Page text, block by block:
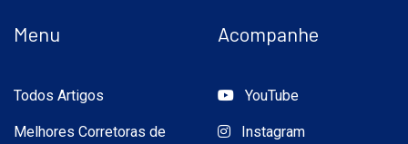
Menu
Todos Artigos
Melhores Corretoras de
Acompanhe
YouTube
Instagram